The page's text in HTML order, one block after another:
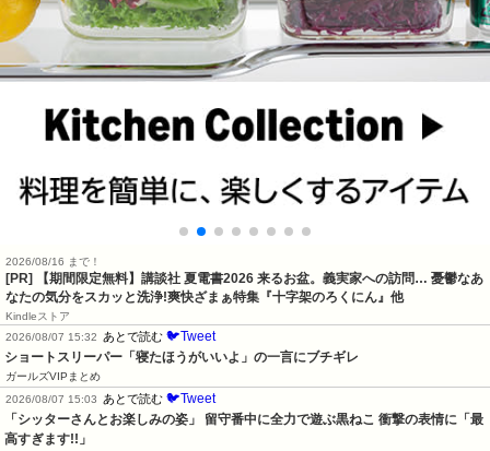
2026/08/16 まで！
[PR] 【期間限定無料】講談社 夏電書2026 来るお盆。義実家への訪問… 憂鬱なあ
なたの気分をスカッと洗浄!爽快ざまぁ特集『十字架のろくにん』他
Kindleストア
2026/08/07 15:32 あとで読む 🐦Tweet
ショートスリーパー「寝たほうがいいよ」の一言にブチギレ
ガールズVIPまとめ
2026/08/07 15:03 あとで読む 🐦Tweet
「シッターさんとお楽しみの姿」 留守番中に全力で遊ぶ黒ねこ 衝撃の表情に「最
高すぎます!!」